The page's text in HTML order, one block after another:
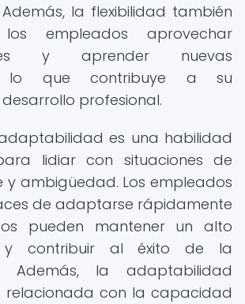
la flexibilidad también
empleados aprovechar
y aprender nuevas
lo que contribuye a su
profesional.
es una habilidad
lidiar con situaciones de
y ambigüedad. Los empleados
de adaptarse rápidamente
pueden mantener un alto
y contribuir al éxito de la
Además, la adaptabilidad
relacionada con la capacidad